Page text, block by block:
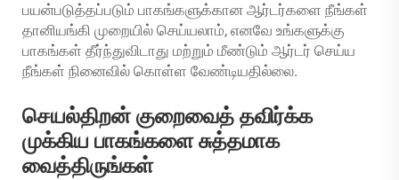
பயன்படுத்தப்படும் பாகங்களுக்கான ஆர்டர்களை நீங்கள்
தானியங்கி முறையில் செய்யலாம், எனவே உங்களுக்கு
பாகங்கள் தீர்ந்துவிடாது மற்றும் மீண்டும் ஆர்டர் செய்ய
நீங்கள் நினைவில் கொள்ள வேண்டியதில்லை.
செயல்திறன் குறைவைத் தவிர்க்க
முக்கிய பாகங்களை சுத்தமாக
வைத்திருங்கள்